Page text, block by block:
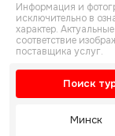
Информация и
исключительно в
характер.
соответствие
поставщика услуг.
Поиск
Минск